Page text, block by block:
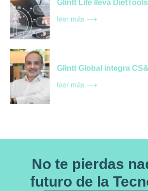
Glintt Life lleva
leer más ⟶
Glintt Global integra
leer más ⟶
No te pierdas
futuro de la